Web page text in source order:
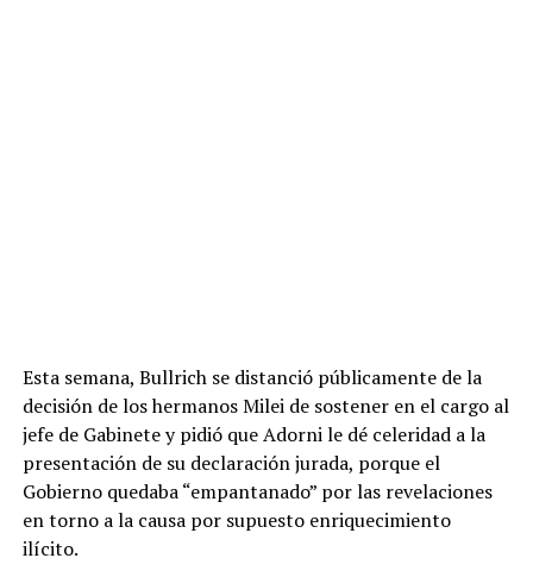
Esta semana, Bullrich se distanció públicamente de la
decisión de los hermanos Milei de sostener en el cargo al
jefe de Gabinete y pidió que Adorni le dé celeridad a la
presentación de su declaración jurada, porque el
Gobierno quedaba “empantanado” por las revelaciones
en torno a la causa por supuesto enriquecimiento
ilícito.